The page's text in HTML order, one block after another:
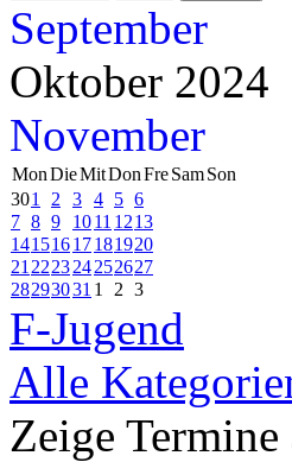
September
Oktober 2024
November
MonDieMitDonFreSamSon
301 2 3 4 5 6
7 8 9 1011 1213
14151617181920
21 222324252627
28293031 1 2 3
F-Jugend
Alle
Zeige